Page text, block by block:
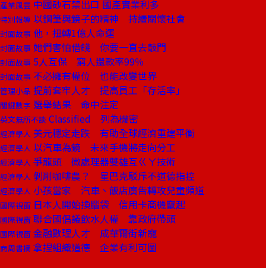
產業風雲 中國砂石禁出口 國產實業利多
特別報導 以鋼筆與鏡子的精神 持續關懷社會
封面故事 他，扭轉1億人命運
封面故事 她們害怕借錢 你要一直去敲門
封面故事 5人互保 窮人還款率99％
封面故事 不必擁有權位 也能改變世界
管理小品 提前套牢人才 提高員工「存活率」
關鍵數字 選舉結果 命中注定
英文無所不談 Classified 列為機密
經濟學人 美元穩定走跌 有助全球經濟重建平衡
經濟學人 以汽車為鏡 未來手機將走向分工
經濟學人 爭龍頭 微處理器雙雄互ㄍㄚ技術
經濟學人 剝削咖啡農？ 星巴克駁斥不道德指控
經濟學人 小孩當家 汽車、飯店廣告轉攻兒童頻道
國際視窗 日本人開始換腦袋 信用卡商機竄起
國際視窗 聯合國倡議飲水人權 靠政府帶頭
國際視窗 金融數理人才 成華爾街新寵
商周書摘 拿捏組織道德 企業有利可圖